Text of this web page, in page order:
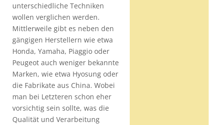
unterschiedliche Techniken
wollen verglichen werden.
Mittlerweile gibt es neben den
gängigen Herstellern wie etwa
Honda, Yamaha, Piaggio oder
Peugeot auch weniger bekannte
Marken, wie etwa Hyosung oder
die Fabrikate aus China. Wobei
man bei Letzteren schon eher
vorsichtig sein sollte, was die
Qualität und Verarbeitung